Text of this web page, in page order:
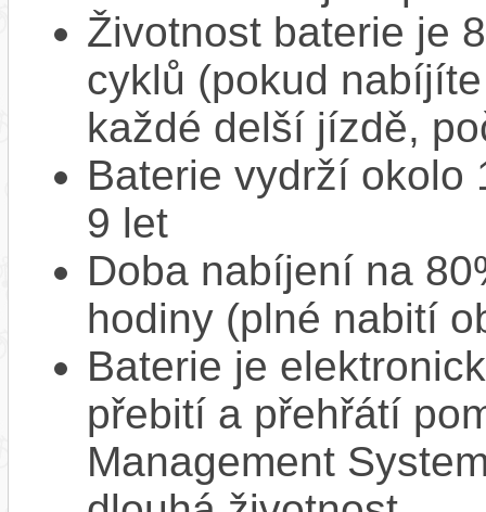
Životnost baterie je
cyklů (pokud
každé delší jízdě,
Baterie vydrží okolo
9 let
Doba nabíjení na
hodiny (plné nabití
Baterie je
přebití a přehřátí
Management